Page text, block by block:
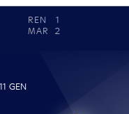
REN
1
MAR
2
GEN